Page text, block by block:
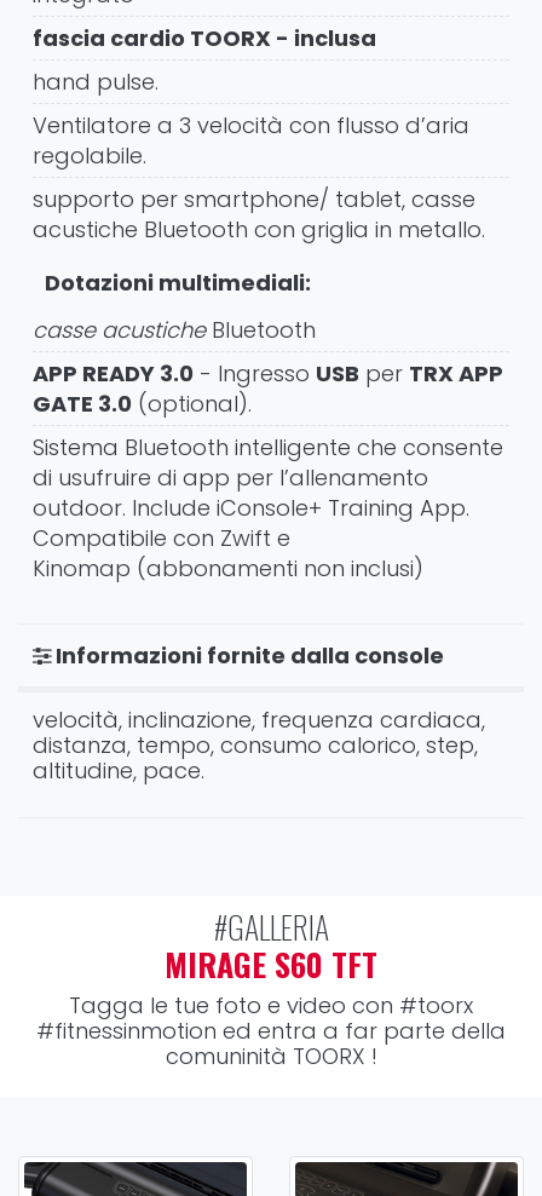
fascia cardio TOORX - inclusa
hand pulse.
Ventilatore a 3 velocità con flusso d’aria
regolabile.
supporto per smartphone/ tablet, casse
acustiche Bluetooth con griglia in metallo.
Dotazioni multimediali:
casse acusticheBluetooth
APP READY 3.0 - Ingresso USB per TRX APP
GATE 3.0 (optional).
Sistema Bluetooth intelligente che consente
di usufruire di app per l’allenamento
outdoor. Include iConsole+ Training App.
Compatibile con Zwift e
Kinomap (abbonamenti non inclusi)
Informazioni fornite dalla console
velocità, inclinazione, frequenza cardiaca,
distanza, tempo, consumo calorico, step,
altitudine, pace.
#GALLERIA
MIRAGE S60 TFT
Tagga le tue foto e video con #toorx
#fitnessinmotion ed entra a far parte della
comuninità TOORX !